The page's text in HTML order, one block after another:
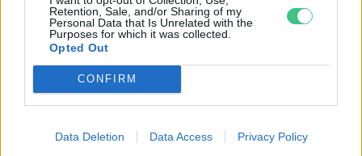
Retention, Sale, and/or Sharing of my
Personal Data that Is Unrelated with the
Purposes for which it was collected.
Opted Out
CONFIRM
Data Deletion Data Access Privacy Policy
Rovatok
OTTHONUNK